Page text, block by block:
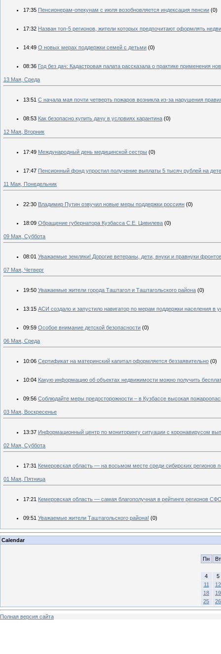
17:35 Пенсионерам-опекунам с июля возобновляется индексация пенсии (0)
17:32 Назван топ-5 регионов, жители которых предпочитают оформлять
14:49 О новых мерах поддержки семей с детьми (0)
08:36 Год без дач: Кадастровая палата рассказала о практике применения
13 Мая, Среда
13:51 С начала мая почти четверть пожаров возникла из-за нарушения
08:53 Как безопасно купить дачу в условиях карантина (0)
12 Мая, Вторник
17:49 Международный день медицинской сестры (0)
17:47 Пенсионный фонд упростил получение выплаты 5 тысяч рублей на
11 Мая, Понедельник
22:30 Владимир Путин озвучил новые меры поддержки россиян (0)
18:09 Обращение губернатора Кузбасса С.Е. Цивилева (0)
09 Мая, Суббота
08:01 Уважаемые земляки! Дорогие ветераны, дети, внуки и правнуки
07 Мая, Четверг
19:50 Уважаемые жители города Таштагол и Таштагольского района (0)
13:15 АСИ создало и запустило навигатор по мерам поддержки населения в
09:59 Особое внимание детской безопасности (0)
06 Мая, Среда
10:06 Сертификат на материнский капитал оформляется беззаявительно (0)
10:04 Какую информацию об объектах недвижимости можно получить
09:56 Соблюдайте меры предосторожности – в Кузбассе высокая
03 Мая, Воскресенье
13:37 Информационный центр по мониторингу ситуации с коронавирусом
02 Мая, Суббота
17:31 Кемеровская область — на восьмом месте среди сибирских регионов
01 Мая, Пятница
17:21 Кемеровская область — самая благополучная в рейтинге регионов
09:51 Уважаемые жители Таштагольского района! (0)
Calendar
Пн Вт
4
5
11
12
18
19
25
26
Полная версия сайта